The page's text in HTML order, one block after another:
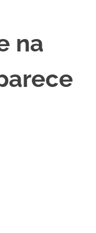
na